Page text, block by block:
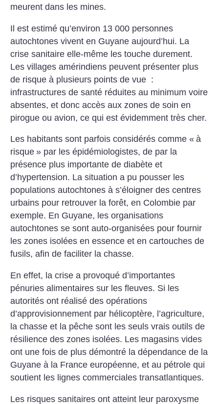
meurent dans les mines.
Il est estimé qu’environ 13 000 personnes
autochtones vivent en Guyane aujourd’hui. La
crise sanitaire elle-même les touche durement.
Les villages amérindiens peuvent présenter plus
de risque à plusieurs points de vue :
infrastructures de santé réduites au minimum voire
absentes, et donc accès aux zones de soin en
pirogue ou avion, ce qui est évidemment très cher.
Les habitants sont parfois considérés comme « à
risque » par les épidémiologistes, de par la
présence plus importante de diabète et
d’hypertension. La situation a pu pousser les
populations autochtones à s’éloigner des centres
urbains pour retrouver la forêt, en Colombie par
exemple. En Guyane, les organisations
autochtones se sont auto-organisées pour fournir
les zones isolées en essence et en cartouches de
fusils, afin de faciliter la chasse.
En effet, la crise a provoqué d’importantes
pénuries alimentaires sur les fleuves. Si les
autorités ont réalisé des opérations
d’approvisionnement par hélicoptère, l’agriculture,
la chasse et la pêche sont les seuls vrais outils de
résilience des zones isolées. Les magasins vides
ont une fois de plus démontré la dépendance de la
Guyane à la France européenne, et au pétrole qui
soutient les lignes commerciales transatlantiques.
Les risques sanitaires ont atteint leur paroxysme